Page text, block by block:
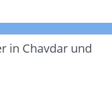
in Chavdar und